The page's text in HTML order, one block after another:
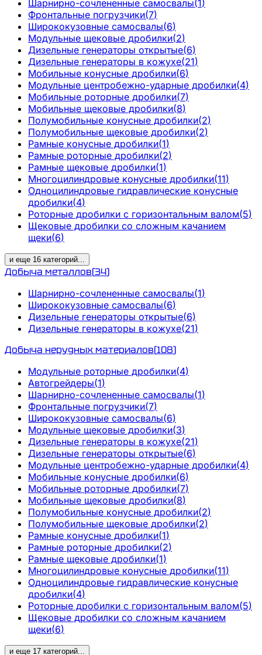
Шарнирно-сочлененные самосвалы(1 )
Фронтальные погрузчики(7)
Ширококузовные самосвалы(6)
Модульные щековые дробилки(2)
Дизельные генераторы открытые(6)
Дизельные генераторы в кожухе(21)
Мобильные конусные дробилки(6)
Модульные центробежно-ударные дробилки(4)
Мобильные роторные дробилки(7)
Мобильные щековые дробилки(8)
Полумобильные конусные дробилки(2)
Полумобильные щековые дробилки(2)
Рамные конусные дробилки(1)
Рамные роторные дробилки(2)
Рамные щековые дробилки(1)
Многоцилиндровые конусные дробилки(11)
Одноцилиндровые гидравлические конусные
дробилки(4)
Роторные дробилки с горизонтальным валом(5)
Щековые дробилки со сложным качанием
щеки(6)
и еще 16 категорий...
Добыча металлов(34)
Шарнирно-сочлененные самосвалы(1)
Ширококузовные самосвалы(6)
Дизельные генераторы открытые(6)
Дизельные генераторы в кожухе(21)
Добыча нерудных материалов(108)
Модульные роторные дробилки(4)
Автогрейдеры(1)
Шарнирно-сочлененные самосвалы(1)
Фронтальные погрузчики(7)
Ширококузовные самосвалы(6)
Модульные щековые дробилки(3)
Дизельные генераторы в кожухе(21)
Дизельные генераторы открытые(6)
Модульные центробежно-ударные дробилки(4)
Мобильные конусные дробилки(6)
Мобильные роторные дробилки(7)
Мобильные щековые дробилки(8)
Полумобильные конусные дробилки(2)
Полумобильные щековые дробилки(2)
Рамные конусные дробилки(1)
Рамные роторные дробилки(2)
Рамные щековые дробилки(1)
Многоцилиндровые конусные дробилки(11)
Одноцилиндровые гидравлические конусные
дробилки(4)
Роторные дробилки с горизонтальным валом(5)
Щековые дробилки со сложным качанием
щеки(6)
и еще 17 категорий...